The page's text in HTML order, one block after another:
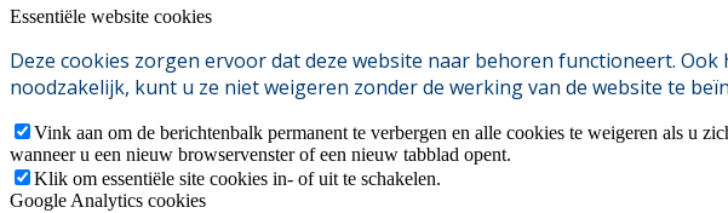
Essentiële website cookies
Deze cookies zorgen ervoor dat deze website naar behoren functioneert.
noodzakelijk, kunt u ze niet weigeren zonder de werking van de website te
Vink aan om de berichtenbalk permanent te verbergen en alle cookies te weigeren als u
wanneer u een nieuw browservenster of een nieuw tabblad opent.
Klik om essentiële site cookies in- of uit te schakelen.
Google Analytics cookies